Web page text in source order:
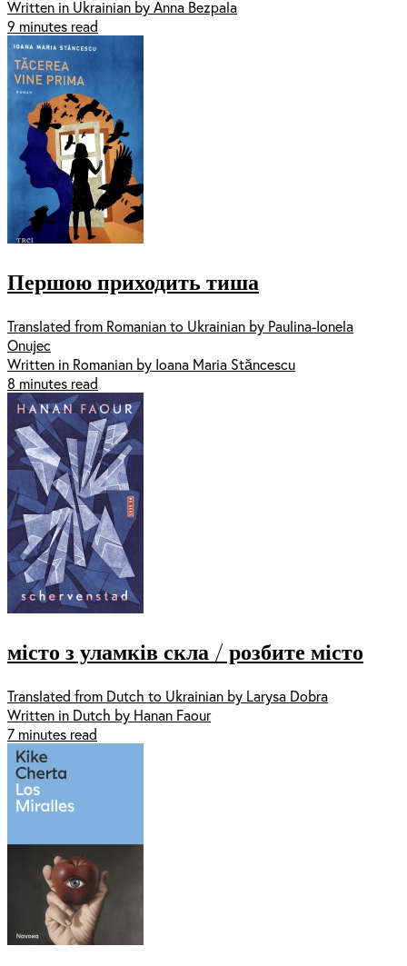
Written in Ukrainian by Anna Bezpala
9 minutes read
Першою приходить тиша
Translated from Romanian to Ukrainian by Paulina-Ionela
Onujec
Written in Romanian by Ioana Maria Stăncescu
8 minutes read
місто з уламків скла / розбите місто
Translated from Dutch to Ukrainian by Larysa Dobra
Written in Dutch by Hanan Faour
7 minutes read